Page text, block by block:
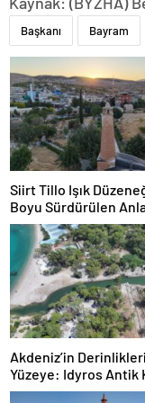
Başkanı Bayram
Siirt Tillo Işık
Boyu Sürdürülen
Akdeniz’in
Yüzeye: Idyros Antik
Gece Müzeciliğiyle